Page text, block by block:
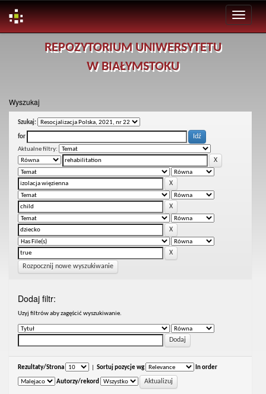
REPOZYTORIUM UNIWERSYTETU
W BIAŁYMSTOKU
Wyszukaj
Szukaj:
for
Aktualne filtry:
Rozpocznij nowe wyszukiwanie
Dodaj filtr:
Uzyj filtrów aby zagęścić wyszukiwanie.
Rezultaty/Strona Sortuj pozycje wg In order
Autorzy/rekord